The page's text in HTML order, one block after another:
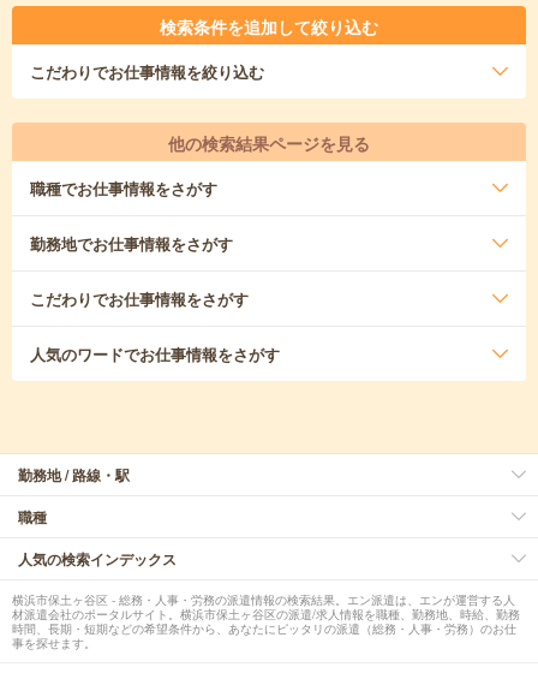
検索条件を追加して絞り込む
こだわりでお仕事情報を絞り込む
他の検索結果ページを見る
職種でお仕事情報をさがす
勤務地でお仕事情報をさがす
こだわりでお仕事情報をさがす
人気のワードでお仕事情報をさがす
勤務地 / 路線・駅
職種
人気の検索インデックス
横浜市保土ヶ谷区 - 総務・人事・労務の派遣情報の検索結果。エン派遣は、エンが運営する人
材派遣会社のポータルサイト。横浜市保土ヶ谷区の派遣/求人情報を職種、勤務地、時給、勤務
時間、長期・短期などの希望条件から、あなたにピッタリの派遣（総務・人事・労務）のお仕
事を探せます。